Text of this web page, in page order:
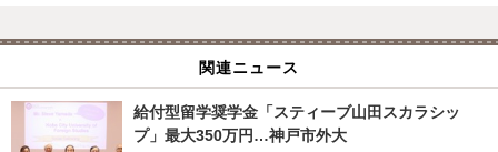
関連ニュース
給付型留学奨学金「スティーブ山田スカラシッ
プ」最大350万円…神戸市外大